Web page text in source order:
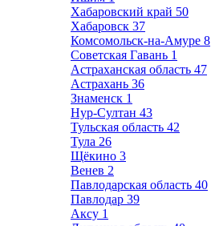
Хабаровский край 50
Хабаровск 37
Комсомольск-на-Амуре 8
Советская Гавань 1
Астраханская область 47
Астрахань 36
Знаменск 1
Нур-Султан 43
Тульская область 42
Тула 26
Щёкино 3
Венев 2
Павлодарская область 40
Павлодар 39
Аксу 1